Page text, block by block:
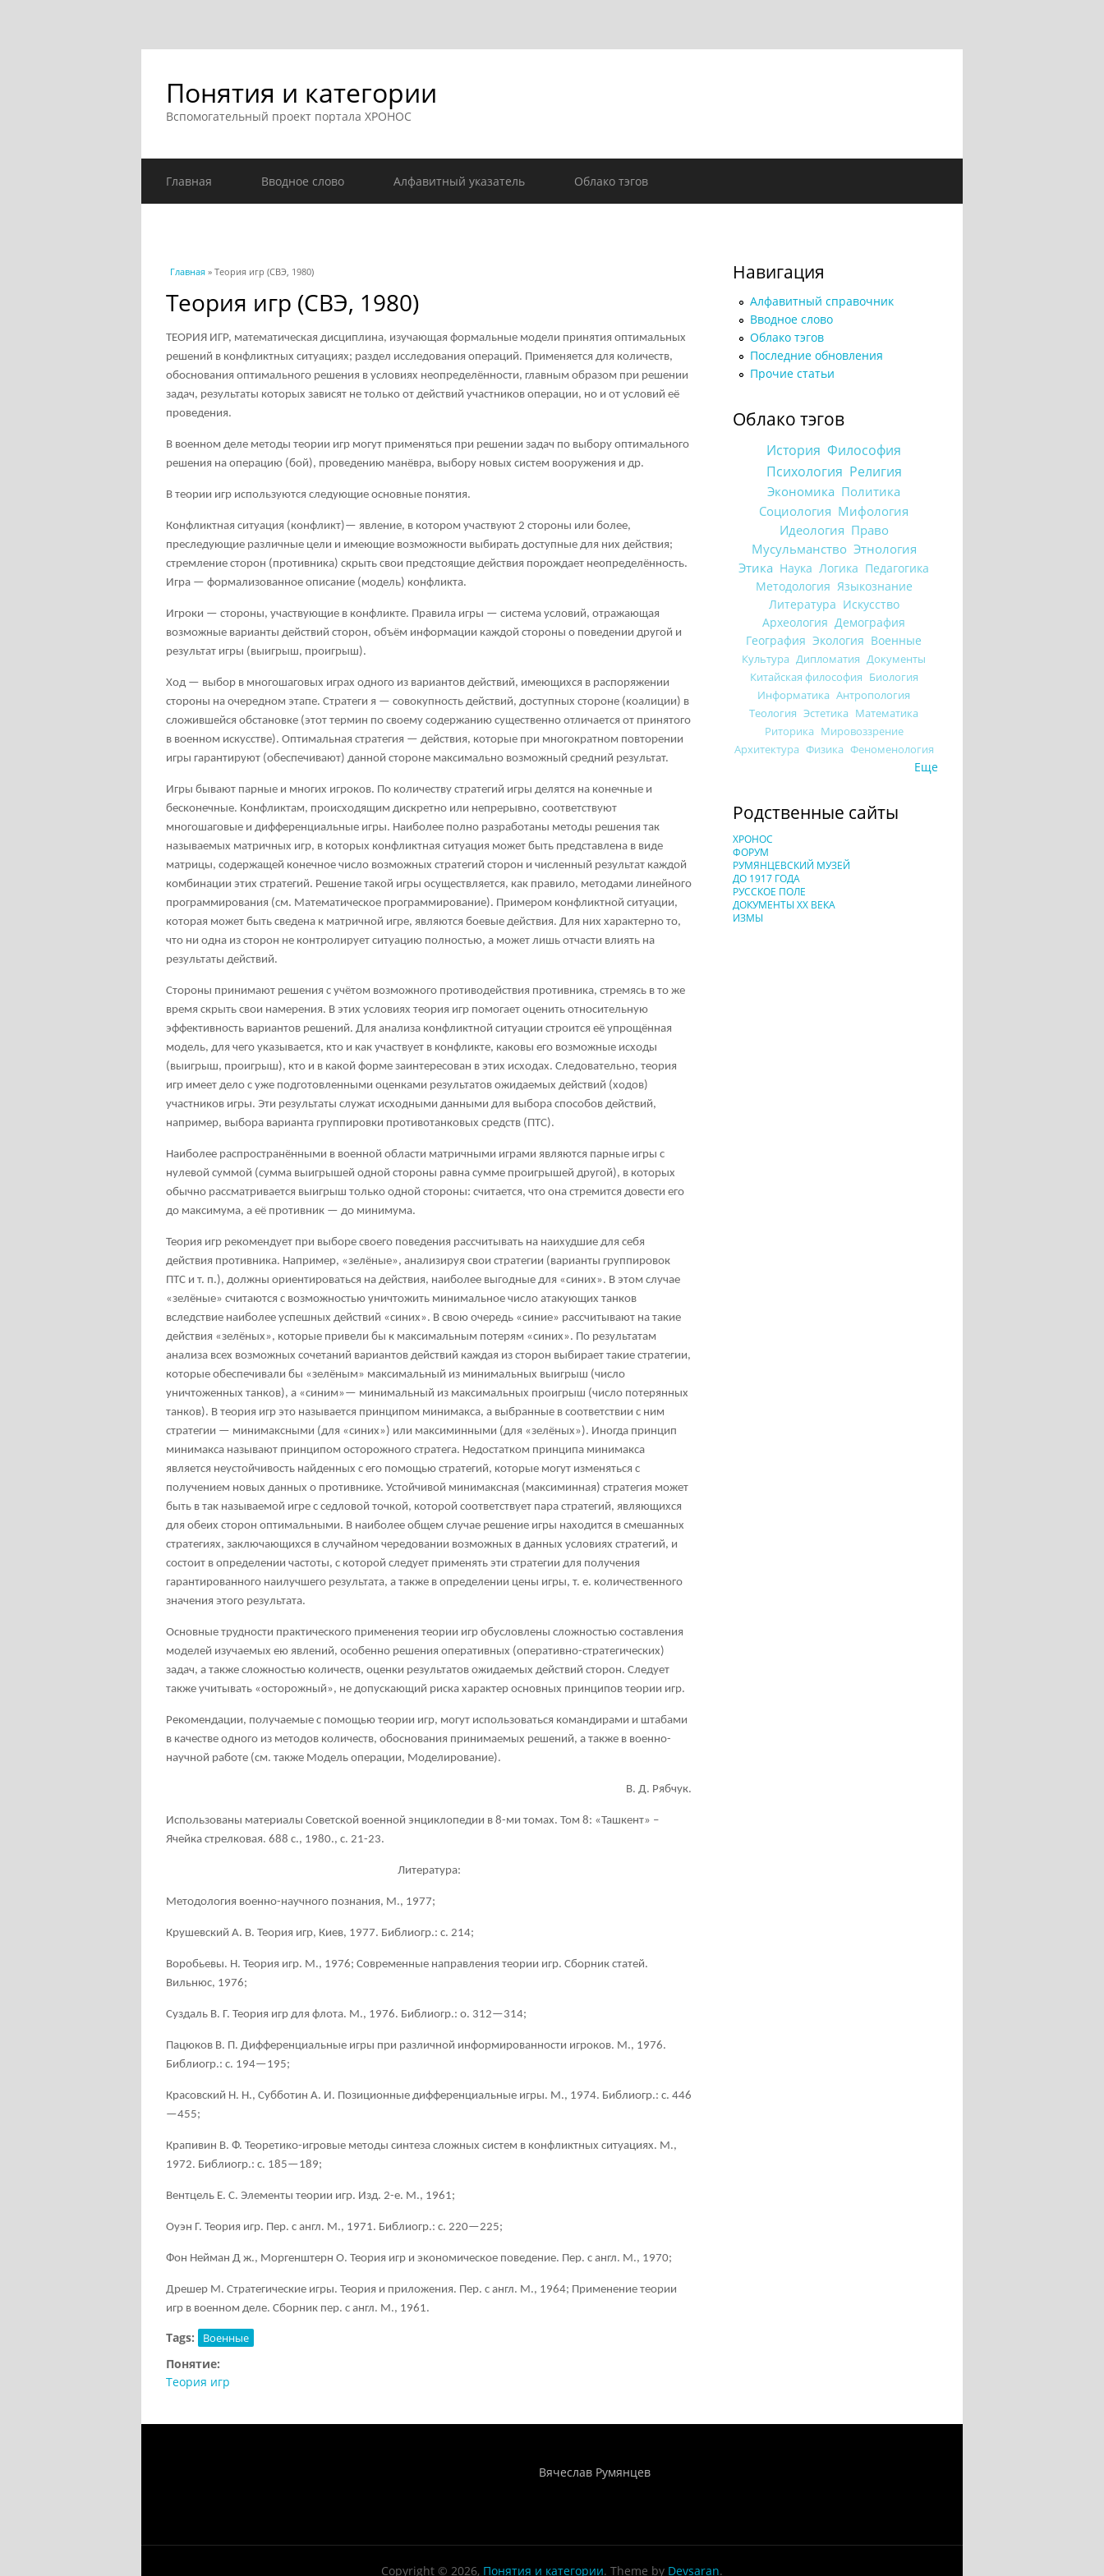
Понятия и категории
Вспомогательный проект портала ХРОНОС
Главная Вводное слово Алфавитный указатель Облако тэгов
Вы здесь
Главная » Теория игр (СВЭ, 1980)
Теория игр (СВЭ, 1980)
ТЕОРИЯ ИГР, математическая дисциплина, изучающая формальные модели принятия оптимальных
решений в конфликтных ситуациях; раздел исследования операций. Применяется для количеств,
обоснования оптимального решения в условиях неопределённости, главным образом при решении
задач, результаты которых зависят не только от действий участников операции, но и от условий её
проведения.
В военном деле методы теории игр могут применяться при решении задач по выбору оптимального
решения на операцию (бой), проведению манёвра, выбору новых систем вооружения и др.
В теории игр используются следующие основные понятия.
Конфликтная ситуация (конфликт)— явление, в котором участвуют 2 стороны или более,
преследующие различные цели и имеющие возможности выбирать доступные для них действия;
стремление сторон (противника) скрыть свои предстоящие действия порождает неопределённость.
Игра — формализованное описание (модель) конфликта.
Игроки — стороны, участвующие в конфликте. Правила игры — система условий, отражающая
возможные варианты действий сторон, объём информации каждой стороны о поведении другой и
результат игры (выигрыш, проигрыш).
Ход — выбор в многошаговых играх одного из вариантов действий, имеющихся в распоряжении
стороны на очередном этапе. Стратеги я — совокупность действий, доступных стороне (коалиции) в
сложившейся обстановке (этот термин по своему содержанию существенно отличается от принятого
в военном искусстве). Оптимальная стратегия — действия, которые при многократном повторении
игры гарантируют (обеспечивают) данной стороне максимально возможный средний результат.
Игры бывают парные и многих игроков. По количеству стратегий игры делятся на конечные и
бесконечные. Конфликтам, происходящим дискретно или непрерывно, соответствуют
многошаговые и дифференциальные игры. Наиболее полно разработаны методы решения так
называемых матричных игр, в которых конфликтная ситуация может быть представлена в виде
матрицы, содержащей конечное число возможных стратегий сторон и численный результат каждой
комбинации этих стратегий. Решение такой игры осуществляется, как правило, методами линейного
программирования (см. Математическое программирование). Примером конфликтной ситуации,
которая может быть сведена к матричной игре, являются боевые действия. Для них характерно то,
что ни одна из сторон не контролирует ситуацию полностью, а может лишь отчасти влиять на
результаты действий.
Стороны принимают решения с учётом возможного противодействия противника, стремясь в то же
время скрыть свои намерения. В этих условиях теория игр помогает оценить относительную
эффективность вариантов решений. Для анализа конфликтной ситуации строится её упрощённая
модель, для чего указывается, кто и как участвует в конфликте, каковы его возможные исходы
(выигрыш, проигрыш), кто и в какой форме заинтересован в этих исходах. Следовательно, теория
игр имеет дело с уже подготовленными оценками результатов ожидаемых действий (ходов)
участников игры. Эти результаты служат исходными данными для выбора способов действий,
например, выбора варианта группировки противотанковых средств (ПТС).
Наиболее распространёнными в военной области матричными играми являются парные игры с
нулевой суммой (сумма выигрышей одной стороны равна сумме проигрышей другой), в которых
обычно рассматривается выигрыш только одной стороны: считается, что она стремится довести его
до максимума, а её противник — до минимума.
Теория игр рекомендует при выборе своего поведения рассчитывать на наихудшие для себя
действия противника. Например, «зелёные», анализируя свои стратегии (варианты группировок
ПТС и т. п.), должны ориентироваться на действия, наиболее выгодные для «синих». В этом случае
«зелёные» считаются с возможностью уничтожить минимальное число атакующих танков
вследствие наиболее успешных действий «синих». В свою очередь «синие» рассчитывают на такие
действия «зелёных», которые привели бы к максимальным потерям «синих». По результатам
анализа всех возможных сочетаний вариантов действий каждая из сторон выбирает такие стратегии,
которые обеспечивали бы «зелёным» максимальный из минимальных выигрыш (число
уничтоженных танков), а «синим»— минимальный из максимальных проигрыш (число потерянных
танков). В теория игр это называется принципом минимакса, а выбранные в соответствии с ним
стратегии — минимаксными (для «синих») или максиминными (для «зелёных»). Иногда принцип
минимакса называют принципом осторожного стратега. Недостатком принципа минимакса
является неустойчивость найденных с его помощью стратегий, которые могут изменяться с
получением новых данных о противнике. Устойчивой минимаксная (максиминная) стратегия может
быть в так называемой игре с седловой точкой, которой соответствует пара стратегий, являющихся
для обеих сторон оптимальными. В наиболее общем случае решение игры находится в смешанных
стратегиях, заключающихся в случайном чередовании возможных в данных условиях стратегий, и
состоит в определении частоты, с которой следует применять эти стратегии для получения
гарантированного наилучшего результата, а также в определении цены игры, т. е. количественного
значения этого результата.
Основные трудности практического применения теории игр обусловлены сложностью составления
моделей изучаемых ею явлений, особенно решения оперативных (оперативно-стратегических)
задач, а также сложностью количеств, оценки результатов ожидаемых действий сторон. Следует
также учитывать «осторожный», не допускающий риска характер основных принципов теории игр.
Рекомендации, получаемые с помощью теории игр, могут использоваться командирами и штабами
в качестве одного из методов количеств, обоснования принимаемых решений, а также в военно-
научной работе (см. также Модель операции, Моделирование).
В. Д. Рябчук.
Использованы материалы Советской военной энциклопедии в 8-ми томах. Том 8: «Ташкент» –
Ячейка стрелковая. 688 с., 1980., с. 21-23.
Литература:
Методология военно-научного познания, М., 1977;
Крушевский А. В. Теория игр, Киев, 1977. Библиогр.: с. 214;
Воробьевы. Н. Теория игр. М., 1976; Современные направления теории игр. Сборник статей.
Вильнюс, 1976;
Суздаль В. Г. Теория игр для флота. М., 1976. Библиогр.: о. 312—314;
Пацюков В. П. Дифференциальные игры при различной информированности игроков. М., 1976.
Библиогр.: с. 194—195;
Кpасовский Н. Н., Субботин А. И. Позиционные дифференциальные игры. М., 1974. Библиогр.: с. 446
—455;
Крапивин В. Ф. Теоретико-игровые методы синтеза сложных систем в конфликтных ситуациях. М.,
1972. Библиогр.: с. 185—189;
Вентцель Е. С. Элементы теории игр. Изд. 2-е. М., 1961;
Оуэн Г. Теория игр. Пер. с англ. М., 1971. Библиогр.: с. 220—225;
Фон Нейман Д ж., Моргенштерн О. Теория игр и экономическое поведение. Пер. с англ. М., 1970;
Дpешеp M. Стратегические игры. Теория и приложения. Пер. с англ. М., 1964; Применение теории
игр в военном деле. Сборник пер. с англ. М., 1961.
Tags: Военные
Понятие:
Теория игр
Навигация
Алфавитный справочник
Вводное слово
Облако тэгов
Последние обновления
Прочие статьи
Облако тэгов
История Философия
Психология Религия
Экономика Политика
Социология Мифология
Идеология Право
Мусульманство Этнология
Этика Наука Логика Педагогика
Методология Языкознание
Литература Искусство
Археология Демография
География Экология Военные
Культура Дипломатия Документы
Китайская философия Биология
Информатика Антропология
Теология Эстетика Математика
Риторика Мировоззрение
Архитектура Физика Феноменология
Еще
Родственные сайты
ХРОНОС
ФОРУМ
РУМЯНЦЕВСКИЙ МУЗЕЙ
ДО 1917 ГОДА
РУССКОЕ ПОЛЕ
ДОКУМЕНТЫ XX ВЕКА
ИЗМЫ
Вячеслав Румянцев
Copyright © 2026, Понятия и категории. Theme by Devsaran.